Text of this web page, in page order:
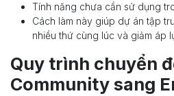
Tính năng chưa cần sử dụng
Cách làm này giúp dự án tập
nhiều thứ cùng lúc và giảm áp
Quy trình chuyển
Community sang